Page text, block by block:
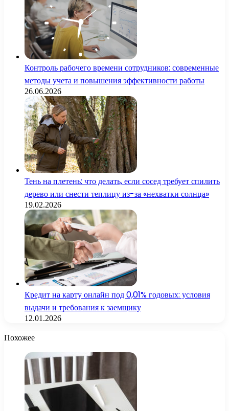
Контроль рабочего времени сотрудников: современные
методы учета и повышения эффективности работы
26.06.2026
Тень на плетень: что делать, если сосед требует спилить
дерево или снести теплицу из-за «нехватки солнца»
19.02.2026
Кредит на карту онлайн под 0,01% годовых: условия
выдачи и требования к заемщику
12.01.2026
Похожее